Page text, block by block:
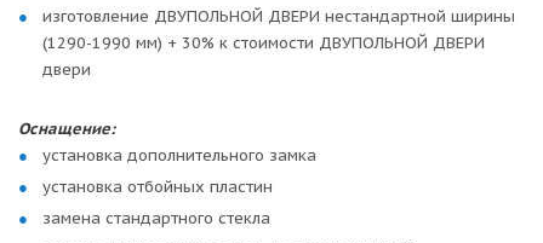
изготовление ДВУПОЛЬНОЙ ДВЕРИ нестандартной ширины
(1290-1990 мм) + 30% к стоимости ДВУПОЛЬНОЙ ДВЕРИ
двери
Оснащение:
установка дополнительного замка
установка отбойных пластин
замена стандартного стекла